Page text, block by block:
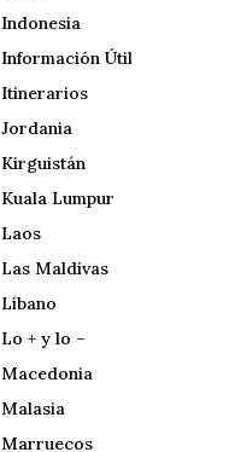
Indonesia
Información Útil
Itinerarios
Jordania
Kirguistán
Kuala Lumpur
Laos
Las Maldivas
Líbano
Lo + y lo –
Macedonia
Malasia
Marruecos